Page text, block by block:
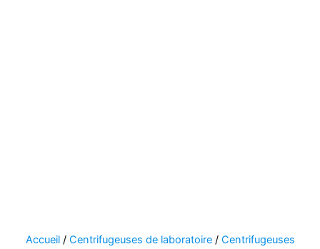
Accueil/ Centrifugeuses de laboratoire/ Centrifugeuses